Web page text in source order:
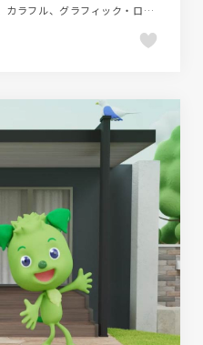
ECサイト、かわいい、エレガント、カラフル、グラフィック・ロゴ、スタイリッシュ、デザイン・アート・音楽・文芸、ナチュラル、ピンク系、ファッション・ビューティー、ブランド・サービスサイト、ブルー系、動画が流れる、商品紹介、大きめ写真、施設・店舗サイト、映像